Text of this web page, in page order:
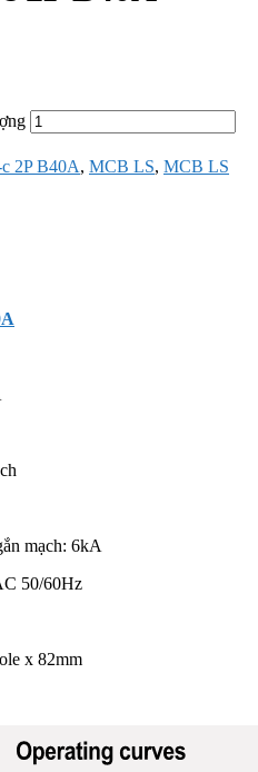
2P B40A, MCB LS, MCB LS
mạch: 6kA
50/60Hz
x 82mm